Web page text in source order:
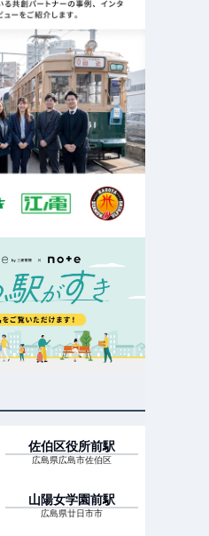
佐伯区役所前駅
広島県広島市佐伯区
山陽女学園前駅
広島県廿日市市